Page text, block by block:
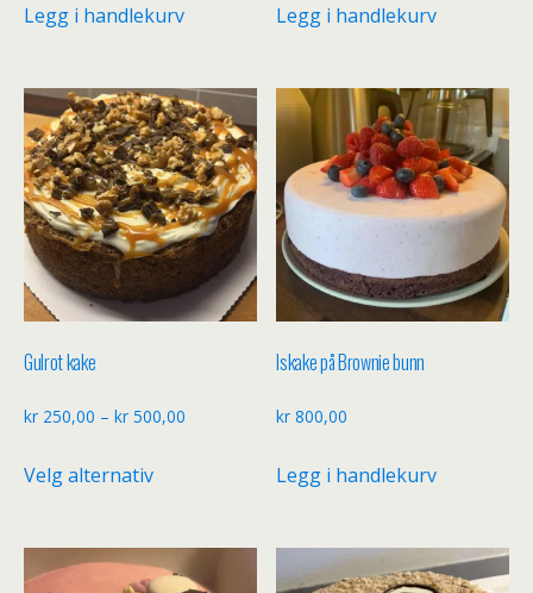
Legg i handlekurv Legg i handlekurv
Gulrot kake
kr 250,00 – kr 500,00 Prisområde:
Velg alternativ
flere
varianter.
Iskake på Brownie bunn
kr 800,00
Legg i handlekurv